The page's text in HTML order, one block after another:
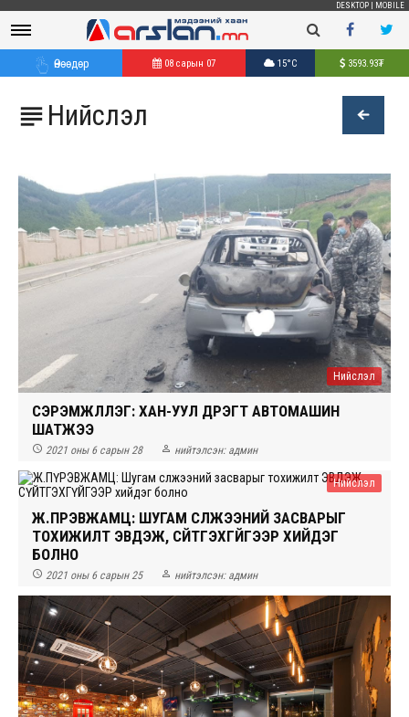
DESKTOP MOBILE
Өнөөдөр 08 сарын 07 15°C 3593.93₮
 Нийслэл
Нийслэл
СЭРЭМЖЛҮҮЛЭГ: ХАН-УУЛ ДҮҮРЭГТ АВТОМАШИН
ШАТЖЭЭ
 2021 оны 6 сарын 28  нийтэлсэн: админ
Нийслэл
Ж.ПҮРЭВЖАМЦ: ШУГАМ СҮЛЖЭЭНИЙ ЗАСВАРЫГ
ТОХИЖИЛТ ЭВДЭЖ, СҮЙТГЭХГҮЙГЭЭР ХИЙДЭГ
БОЛНО
 2021 оны 6 сарын 25  нийтэлсэн: админ